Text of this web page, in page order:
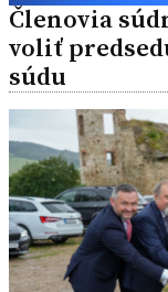
Členovia
voliť
súdu